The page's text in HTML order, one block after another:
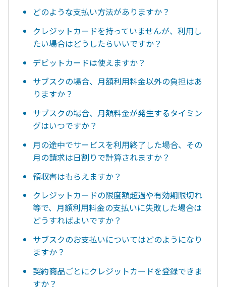
どのような支払い方法がありますか？
クレジットカードを持っていませんが、利用し
たい場合はどうしたらいいですか？
デビットカードは使えますか？
サブスクの場合、月額利用料金以外の負担はあ
りますか？
サブスクの場合、月額料金が発生するタイミン
グはいつですか？
月の途中でサービスを利用終了した場合、その
月の請求は日割りで計算されますか？
領収書はもらえますか？
クレジットカードの限度額超過や有効期限切れ
等で、月額利用料金の支払いに失敗した場合は
どうすればよいですか？
サブスクのお支払いについてはどのようになり
ますか？
契約商品ごとにクレジットカードを登録できま
すか？